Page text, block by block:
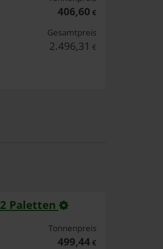
406,60 €
Gesamtpreis
2.496,31 €
2 Paletten
Tonnenpreis
499,44€